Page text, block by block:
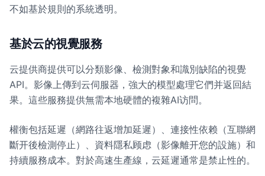
不如基於規則的系統透明。
基於云的視覺服務
云提供商提供可以分類影像、檢測對象和識別缺陷的視覺
API。影像上傳到云伺服器，強大的模型處理它們并返回結
果。這些服務提供無需本地硬體的複雜AI访問。
權衡包括延遲（網路往返增加延遲）、連接性依赖（互聯網
斷开後檢測停止）、資料隱私顾虑（影像離开您的設施）和
持續服務成本。對於高速生產線，云延遲通常是禁止性的。